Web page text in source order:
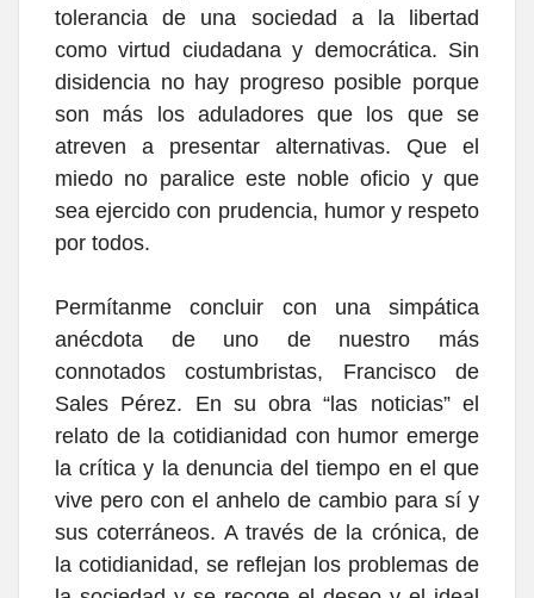
tolerancia de una sociedad a la libertad
como virtud ciudadana y democrática. Sin
disidencia no hay progreso posible porque
son más los aduladores que los que se
atreven a presentar alternativas. Que el
miedo no paralice este noble oficio y que
sea ejercido con prudencia, humor y respeto
por todos.
Permítanme concluir con una simpática
anécdota de uno de nuestro más
connotados costumbristas, Francisco de
Sales Pérez. En su obra “las noticias” el
relato de la cotidianidad con humor emerge
la crítica y la denuncia del tiempo en el que
vive pero con el anhelo de cambio para sí y
sus coterráneos. A través de la crónica, de
la cotidianidad, se reflejan los problemas de